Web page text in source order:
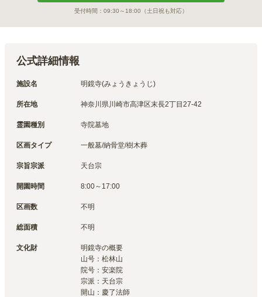
受付時間： 09:30～18:00 （土日祝も対応）
公式詳細情報
施設名 明鏡寺(みょうきょうじ)
所在地 神奈川県川崎市高津区末長2丁目27-42
霊園種別 寺院墓地
区画タイプ 一般墓/納骨堂/樹木葬
宗旨宗派 天台宗
開園時間 8:00～17:00
区画数 不明
総面積 不明
文化財
明鏡寺の概要
山号：松林山
院号：安楽院
宗派：天台宗
開山：慶了法師